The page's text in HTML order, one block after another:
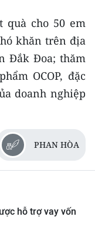
quà cho 50 em
khăn trên địa
Đắk Đoa; thăm
OCOP, đặc
doanh nghiệp
PHAN HÒA
hỗ trợ vay vốn